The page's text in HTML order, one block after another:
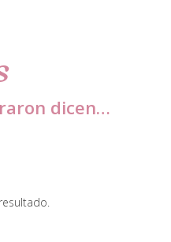
dicen…